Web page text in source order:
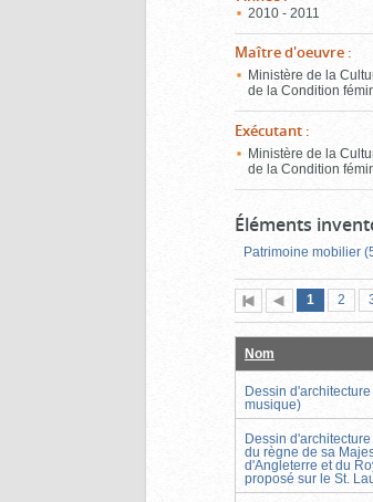
2010 - 2011
Maître d'oeuvre :
Ministère de la
de la Condition
Exécutant :
Ministère de la
de la Condition
Éléments
Patrimoine mobilier
Première
pageprécédente
Page
1 (page
actuelle)
Page
2
Nom
Dessin
musique)
Dessin
du règne de sa
d'Angleterre et du
proposé sur le St.